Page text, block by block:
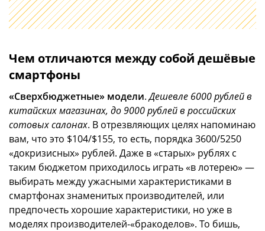
Чем отличаются между собой дешёвые
смартфоны
«Сверхбюджетные» модели.Дешевле 6000 рублей в
китайских магазинах, до 9000 рублей в российских
сотовых салонах. В отрезвляющих целях напоминаю
вам, что это $104/$155, то есть, порядка 3600/5250
«докризисных» рублей. Даже в «старых» рублях с
таким бюджетом приходилось играть «в лотерею» —
выбирать между ужасными характеристиками в
смартфонах знаменитых производителей, или
предпочесть хорошие характеристики, но уже в
моделях производителей-«бракоделов». То бишь,